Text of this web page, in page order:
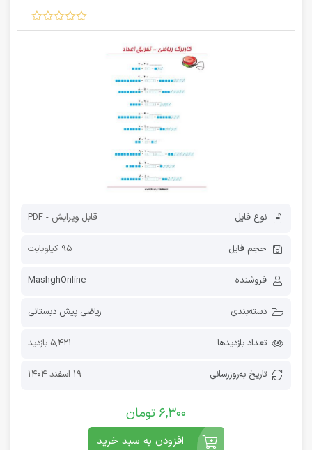
نوع فایل قابل ویرایش - PDF
حجم فایل 95 کیلوبایت
فروشنده MashghOnline
دسته‌بندی ریاضی پیش دبستانی
تعداد بازدیدها 5,421 بازدید
تاریخ به‌روز‌رسانی 19 اسفند 1404
6,300 تومان
افزودن به سبد خرید